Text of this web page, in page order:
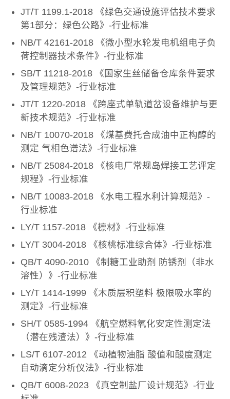
JT/T 1199.1-2018 《绿色交通设施评估技术要求
第1部分：绿色公路》-行业标准
NB/T 42161-2018 《微小型水轮发电机组电子负
荷控制器技术条件》-行业标准
SB/T 11218-2018 《国家生丝储备仓库条件要求
及管理规范》-行业标准
JT/T 1220-2018 《跨座式单轨道岔设备维护与更
新技术规范》-行业标准
NB/T 10070-2018 《煤基费托合成油中正构醇的
测定 气相色谱法》-行业标准
NB/T 25084-2018 《核电厂常规岛焊接工艺评定
规程》-行业标准
NB/T 10083-2018 《水电工程水利计算规范》-
行业标准
LY/T 1157-2018 《檩材》-行业标准
LY/T 3004-2018 《核桃标准综合体》-行业标准
QB/T 4090-2010 《制糖工业助剂 防锈剂（非水
溶性）》-行业标准
LY/T 1414-1999 《木质层积塑料 极限吸水率的
测定》-行业标准
SH/T 0585-1994 《航空燃料氧化安定性测定法
（潜在残渣法）》-行业标准
LS/T 6107-2012 《动植物油脂 酸值和酸度测定
自动滴定分析仪法》-行业标准
QB/T 6008-2023 《真空制盐厂设计规范》-行业